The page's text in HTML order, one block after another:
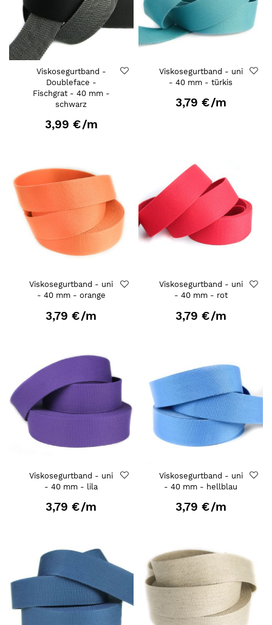
Viskosegurtband -
Doubleface -
Fischgrat - 40 mm -
schwarz
3,99 €/m
Viskosegurtband - uni
- 40 mm - türkis
3,79 €/m
Viskosegurtband - uni
- 40 mm - orange
3,79 €/m
Viskosegurtband - uni
- 40 mm - rot
3,79 €/m
Viskosegurtband - uni
- 40 mm - lila
3,79 €/m
Viskosegurtband - uni
- 40 mm - hellblau
3,79 €/m